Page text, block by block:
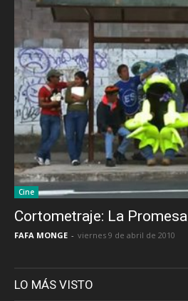
Cine
Cortometraje: La Promesa
FAFA MONGE - viernes 9 de abril de 2010
LO MÁS VISTO